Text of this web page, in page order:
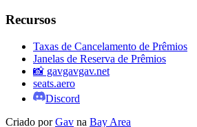
Recursos
Taxas de Cancelamento de Prêmios
Janelas de Reserva de Prêmios
📸 gavgavgav.net
seats.aero
Discord
Criado por Gav na Bay Area